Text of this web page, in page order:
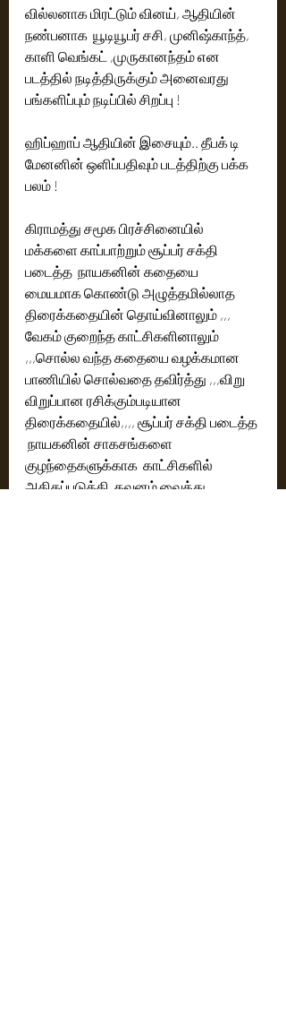
வில்லனாக மிரட்டும் வினய், ஆதியின்
நண்பனாக  யூடியூபர் சசி, முனிஷ்காந்த்,
காளி வெங்கட் ,முருகானந்தம் என
படத்தில் நடித்திருக்கும் அனைவரது
பங்களிப்பும் நடிப்பில் சிறப்பு !
ஹிப்ஹாப் ஆதியின் இசையும்.. தீபக் டி
மேனனின் ஒளிப்பதிவும் படத்திற்கு பக்க
பலம் !
கிராமத்து சமூக பிரச்சினையில்
மக்களை காப்பாற்றும் சூப்பர் சக்தி
படைத்த  நாயகனின் கதையை
மையமாக கொண்டு அழுத்தமில்லாத
திரைக்கதையின் தொய்வினாலும் ,,,
வேகம் குறைந்த காட்சிகளினாலும்
,,,சொல்ல வந்த கதையை வழக்கமான
பாணியில் சொல்வதை தவிர்த்து ,,,விறு
விறுப்பான ரசிக்கும்படியான
திரைக்கதையில்,,,, சூப்பர் சக்தி படைத்த
நாயகனின் சாகசங்களை
குழந்தைகளுக்காக  காட்சிகளில்
அதிகப்படுத்தி  கவனம் வைத்து